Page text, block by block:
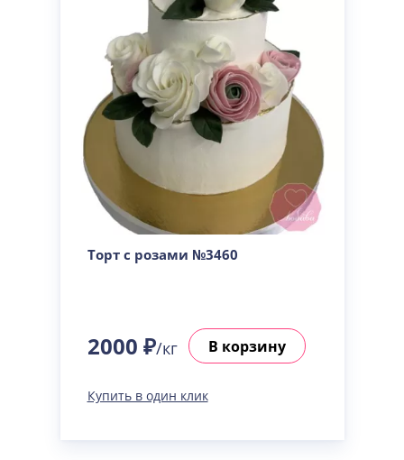
Торт с розами №3460
2000 ₽/кг В корзину
Купить в один клик